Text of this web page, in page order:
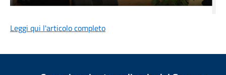
Leggi qui l'articolo completo